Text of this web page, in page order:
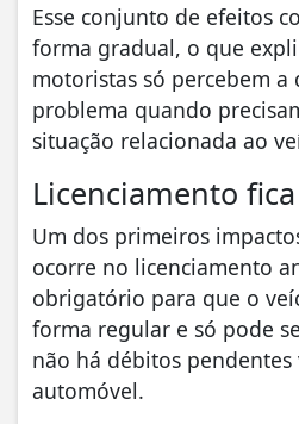
Esse conjunto de efeitos
forma gradual, o que
motoristas só percebem a
problema quando
situação relacionada ao
Licenciamento
Um dos primeiros
ocorre no licenciamento
obrigatório para que o
forma regular e só pode
não há débitos pendentes
automóvel.